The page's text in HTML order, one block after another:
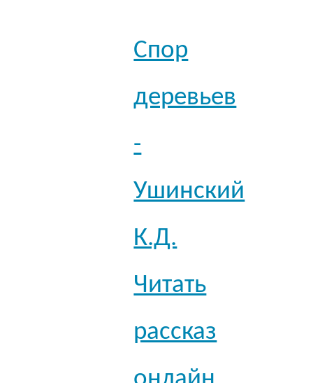
Спор
деревьев
-
Ушинский
К.Д.
Читать
рассказ